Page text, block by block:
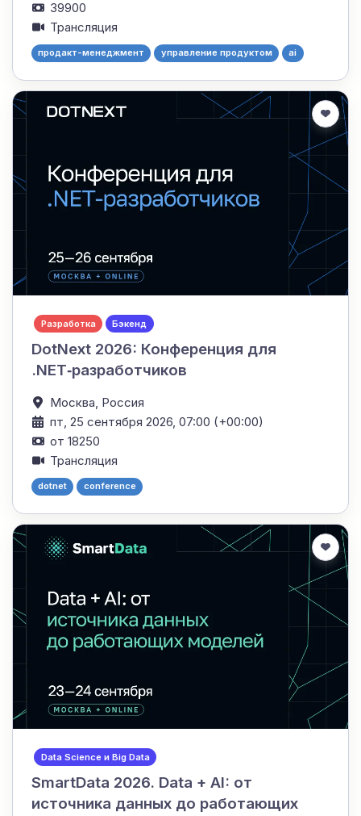
39900
Трансляция
продакт-менеджмент управление продуктом ai
Разработка Бэкенд
DotNext 2026: Конференция для
.NET‑разработчиков
Москва, Россия
пт, 25 сентября 2026, 07:00 (+00:00)
от 18250
Трансляция
dotnet conference
Data Science и Big Data
SmartData 2026. Data + AI: от
источника данных до работающих